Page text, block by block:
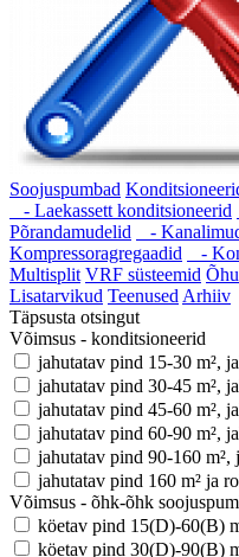
Soojuspumbad
- Laekassett konditsioneerid
Põrandamudelid
-
Kompressoragregaadid
-
Multisplit VRF süsteemid
Lisatarvikud Teenused Arhiiv
Täpsusta otsingut
Võimsus - konditsioneerid
jahutatav pind 15-30 m²,
jahutatav pind 30-45 m²,
jahutatav pind 45-60 m²,
jahutatav pind 60-90 m²,
jahutatav pind 90-160
jahutatav pind 160 m² ja
Võimsus - õhk-õhk
köetav pind 15(D)-60(B)
köetav pind 30(D)-90(B)